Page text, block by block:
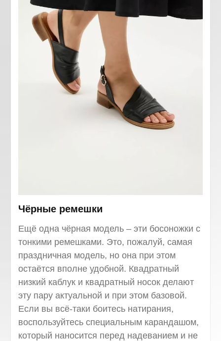
Чёрные ремешки
Ещё одна чёрная модель – эти босоножки с
тонкими ремешками. Это, пожалуй, самая
праздничная модель, но она при этом
остаётся вполне удобной. Квадратный
низкий каблук и квадратный носок делают
эту пару актуальной и при этом базовой.
Если вы всё-таки боитесь натирания,
воспользуйтесь специальным карандашом,
который наносится перед надеванием и не